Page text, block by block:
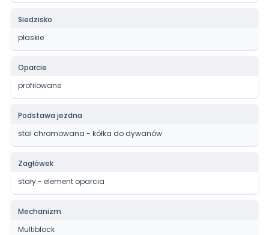
Siedzisko
płaskie
Oparcie
profilowane
Podstawa jezdna
stal chromowana - kółka do dywanów
Zagłówek
stały - element oparcia
Mechanizm
Multiblock